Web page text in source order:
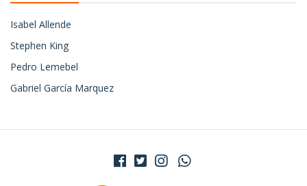
Isabel Allende
Stephen King
Pedro Lemebel
Gabriel García Marquez